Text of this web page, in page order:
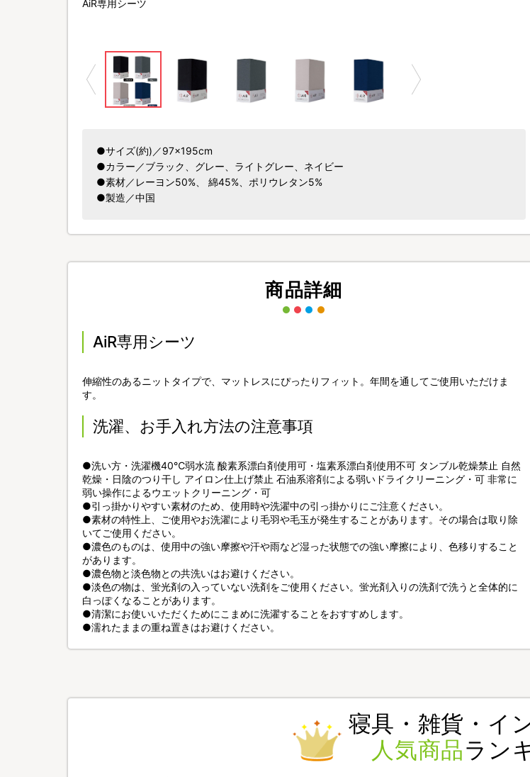
AiR専用シーツ
●サイズ(約)／97×195cm
●カラー／ブラック、グレー、ライトグレー、ネイビー
●素材／レーヨン50%、 綿45%、ポリウレタン5%
●製造／中国
商品詳細
AiR専用シーツ
伸縮性のあるニットタイプで、マットレスにぴったりフィット。年間を通してご使用いただけま
す。
洗濯、お手入れ方法の注意事項
●洗い方・洗濯機40℃弱水流 酸素系漂白剤使用可・塩素系漂白剤使用不可 タンブル乾燥禁止 自然
乾燥・日陰のつり干し アイロン仕上げ禁止 石油系溶剤による弱いドライクリーニング・可 非常に
弱い操作によるウエットクリーニング・可
●引っ掛かりやすい素材のため、使用時や洗濯中の引っ掛かりにご注意ください。
●素材の特性上、ご使用やお洗濯により毛羽や毛玉が発生することがあります。その場合は取り除
いてご使用ください。
●濃色のものは、使用中の強い摩擦や汗や雨など湿った状態での強い摩擦により、色移りすること
があります。
●濃色物と淡色物との共洗いはお避けください。
●淡色の物は、蛍光剤の入っていない洗剤をご使用ください。蛍光剤入りの洗剤で洗うと全体的に
白っぽくなることがあります。
●清潔にお使いいただくためにこまめに洗濯することをおすすめします。
●濡れたままの重ね置きはお避けください。
寝具・雑貨・イ
人気商品ラン